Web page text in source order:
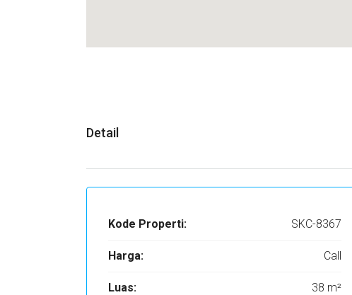
Detail
Kode Properti: SKC-8367
Harga: Call
Luas: 38 m²